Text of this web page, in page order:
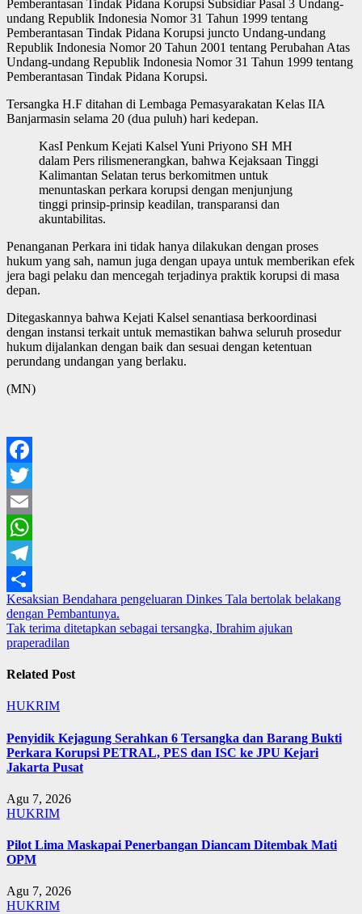
Pemberantasan Tindak Pidana Korupsi Subsidiar Pasal 3 Undang-
undang Republik Indonesia Nomor 31 Tahun 1999 tentang
Pemberantasan Tindak Pidana Korupsi juncto Undang-undang
Republik Indonesia Nomor 20 Tahun 2001 tentang Perubahan Atas
Undang-undang Republik Indonesia Nomor 31 Tahun 1999 tentang
Pemberantasan Tindak Pidana Korupsi.
Tersangka H.F ditahan di Lembaga Pemasyarakatan Kelas IIA
Banjarmasin selama 20 (dua puluh) hari kedepan.
KasI Penkum Kejati Kalsel Yuni Priyono SH MH
dalam Pers rilismenerangkan, bahwa Kejaksaan Tinggi
Kalimantan Selatan terus berkomitmen untuk
menuntaskan perkara korupsi dengan menjunjung
tinggi prinsip-prinsip keadilan, transparansi dan
akuntabilitas.
Penanganan Perkara ini tidak hanya dilakukan dengan proses
hukum yang sah, namun juga dengan upaya untuk memberikan efek
jera bagi pelaku dan mencegah terjadinya praktik korupsi di masa
depan.
Ditegaskannya bahwa Kejati Kalsel senantiasa berkoordinasi
dengan instansi terkait untuk memastikan bahwa seluruh prosedur
hukum dijalankan dengan baik dan sesuai dengan ketentuan
perundang undangan yang berlaku.
(MN)
Facebook
Twitter
Email
WhatsApp
Telegram
Share
Navigasi
pos
Kesaksian Bendahara pengeluaran Dinkes Tala bertolak belakang
dengan Pembantunya.
Tak terima ditetapkan sebagai tersangka, Ibrahim ajukan
praperadilan
Related Post
HUKRIM
Penyidik Kejagung Serahkan 6 Tersangka dan Barang Bukti
Perkara Korupsi PETRAL, PES dan ISC ke JPU Kejari
Jakarta Pusat
Agu 7, 2026
HUKRIM
Pilot Lima Maskapai Penerbangan Diancam Ditembak Mati
OPM
Agu 7, 2026
HUKRIM